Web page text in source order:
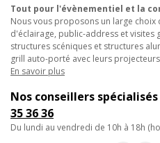
Juponnage de scène pour
conférences.
Habillage de praticable de
salons professionnels.
Jupe podium pour petites
culturels.
Commandez dès aujourd’hui la
Réf. 20188
-12%
Showgear
Scène
Tout pour l'évènementiel et la
Nous vous proposons un large
d'éclairage, public-address et visites
structures scéniques et structures
grill auto-porté avec leurs
En savoir plus
Nos conseillers
35 36 36
du lundi au vendredi de 10h à 18h